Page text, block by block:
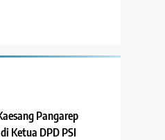
Pangarep
Ketua DPD PSI